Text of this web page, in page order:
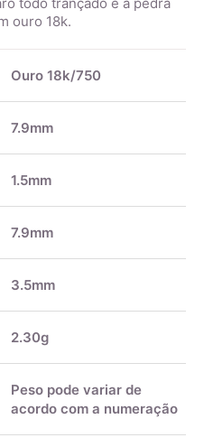
ouro 18k.
Ouro 18k/750
7.9mm
1.5mm
7.9mm
3.5mm
2.30g
Peso pode variar de
acordo com a numeração